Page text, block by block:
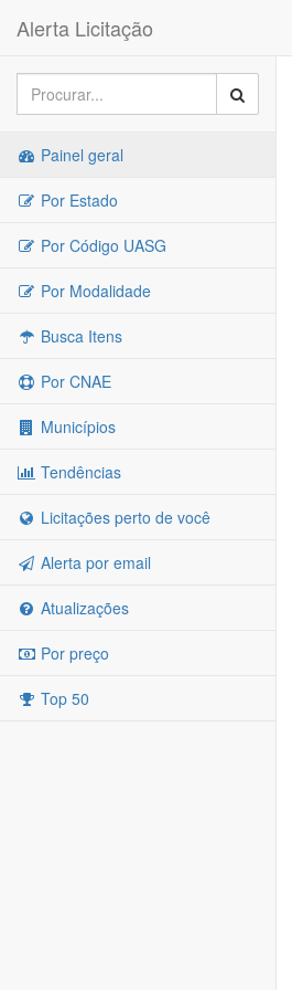
Alerta Licitação
Painel geral
Por Estado
Por Código UASG
Por Modalidade
Busca Itens
Por CNAE
Municípios
Tendências
Licitações perto de você
Alerta por email
Atualizações
Por preço
Top 50